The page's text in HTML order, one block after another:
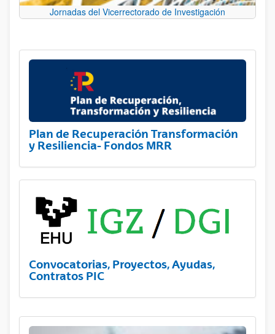
Jornadas del Vicerrectorado de Investigación
Plan de Recuperación Transformación
y Resiliencia- Fondos MRR
Convocatorias, Proyectos, Ayudas,
Contratos PIC